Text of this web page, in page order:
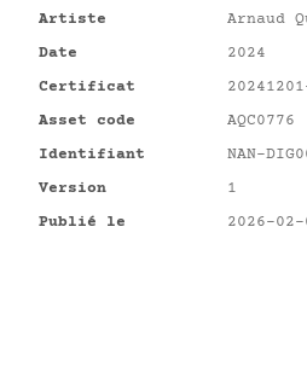
Artiste
Arnaud
Date
2024
Certificat
Asset code
AQC0776
Identifiant
NAN-
Version
1
Publié le
2026-02-